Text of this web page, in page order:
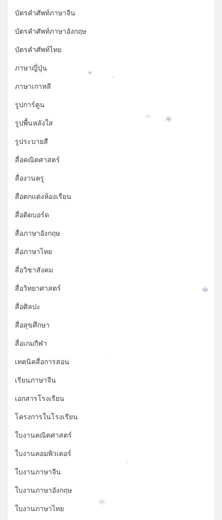
บัตรคำศัพท์ภาษาจีน
บัตรคำศัพท์ภาษาอังกฤษ
บัตรคำศัพท์ไทย
ภาษาญี่ปุ่น
ภาษาเกาหลี
รูปการ์ตูน
รูปพื้นหลังใส
รูประบายสี
สื่อคณิตศาสตร์
สื่องานครู
สื่อตกแต่งห้องเรียน
สื่อติดบอร์ด
สื่อภาษาอังกฤษ
สื่อภาษาไทย
สื่อวิชาสังคม
สื่อวิทยาศาสตร์
สื่อศิลปะ
สื่อสุขศึกษา
สื่อเกมกีฬา
เทคนิคสื่อการสอน
เรียนภาษาจีน
เอกสารโรงเรียน
โครงการในโรงเรียน
ใบงานคณิตศาสตร์
ใบงานคอมพิวเตอร์
ใบงานภาษาจีน
ใบงานภาษาอังกฤษ
ใบงานภาษาไทย
*
*